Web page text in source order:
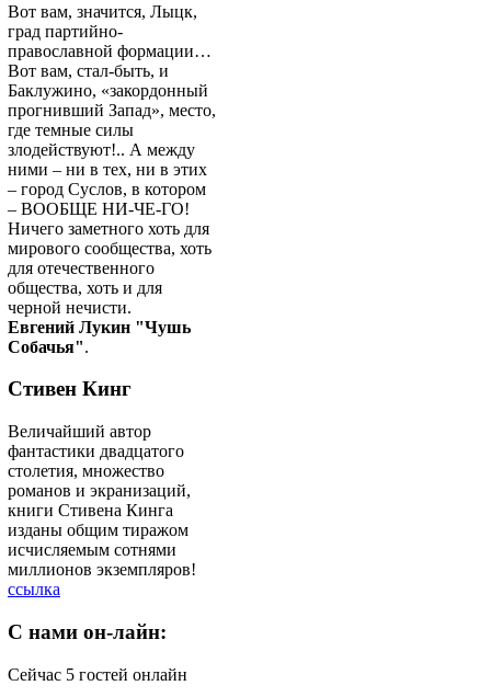
Вот вам, значится, Лыцк,
град партийно-
православной формации…
Вот вам, стал-быть, и
Баклужино, «закордонный
прогнивший Запад», место,
где темные силы
злодействуют!.. А между
ними – ни в тех, ни в этих
– город Суслов, в котором
– ВООБЩЕ НИ-ЧЕ-ГО!
Ничего заметного хоть для
мирового сообщества, хоть
для отечественного
общества, хоть и для
черной нечисти.
Евгений Лукин "Чушь
Собачья".
Стивен Кинг
Величайший автор
фантастики двадцатого
столетия, множество
романов и экранизаций,
книги Стивена Кинга
изданы общим тиражом
исчисляемым сотнями
миллионов экземпляров!
ссылка
C нами он-лайн:
Сейчас 5 гостей онлайн